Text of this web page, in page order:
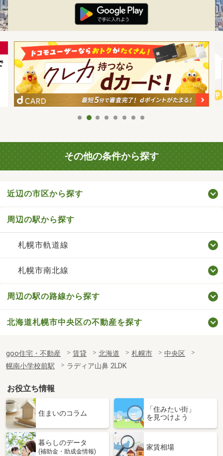
その他の条件から探す
近辺の市区から探す
周辺の駅から探す
札幌市軌道線
札幌市南北線
周辺の駅の路線から探す
北海道札幌市中央区の不動産を探す
goo住宅・不動産 賃貸 北海道 札幌市
中央区
幌南小学校前駅
ラディア山鼻 2LDK
お役立ち情報
住まいのコラム
「住みたい街」
を見つけよう
暮らしのデータ
(補助金・助成金情報)
家賃相場